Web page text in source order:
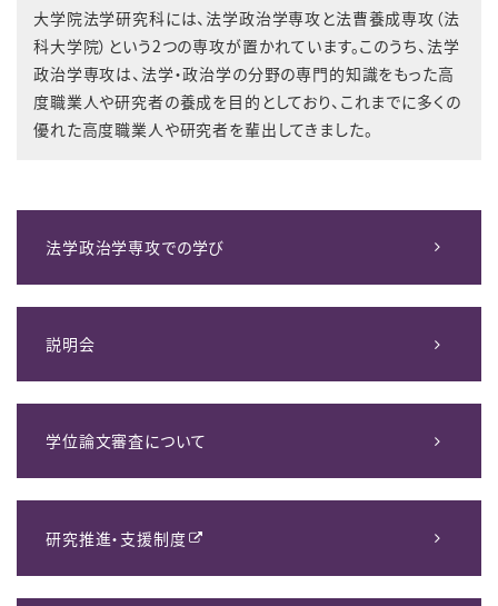
大学院法学研究科には、法学政治学専攻と法曹養成専攻（法
科大学院）という2つの専攻が置かれています。このうち、法学
政治学専攻は、法学・政治学の分野の専門的知識をもった高
度職業人や研究者の養成を目的としており、これまでに多くの
優れた高度職業人や研究者を輩出してきました。
法学政治学専攻での学び
説明会
学位論文審査について
研究推進・支援制度